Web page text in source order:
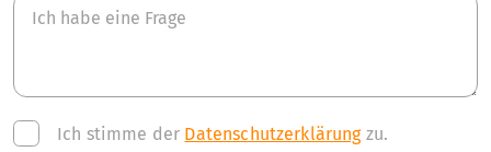
Ich stimme der Datenschutz­erklärungzu.